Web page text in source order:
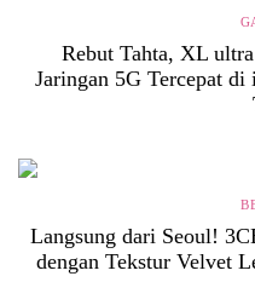
Rebut Tahta, XL
Jaringan 5G Tercepat
Langsung dari Seoul!
dengan Tekstur Velvet